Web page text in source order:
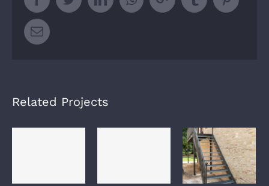
Email
Related Projects